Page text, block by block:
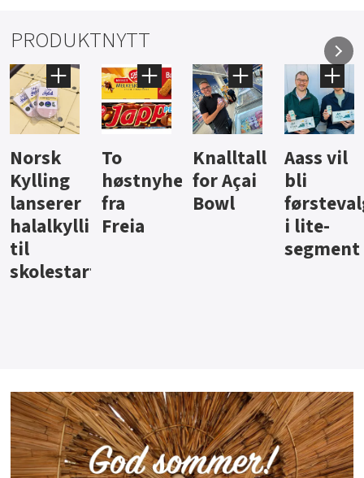
PRODUKTNYTT
Knalltall
for Açai
Bowl
Aass vil
bli
førstevalg
i lite-
Brus og
jus fra
Berentsen
Hard
iste fra
Hansa